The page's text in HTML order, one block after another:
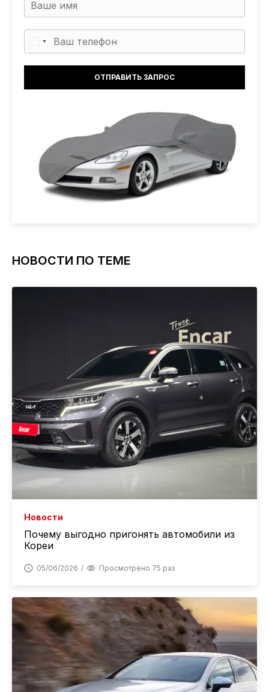
НОВОСТИ ПО ТЕМЕ
Новости
Почему выгодно пригонять автомобили из
Кореи
05/06/2026 Просмотрено 75 раз